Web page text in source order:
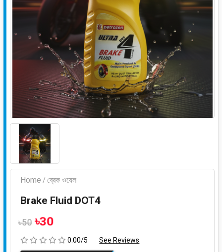
Home / ব্রেক ওয়েল
Brake Fluid DOT4
৳50 ৳30
0.00/5 See Reviews